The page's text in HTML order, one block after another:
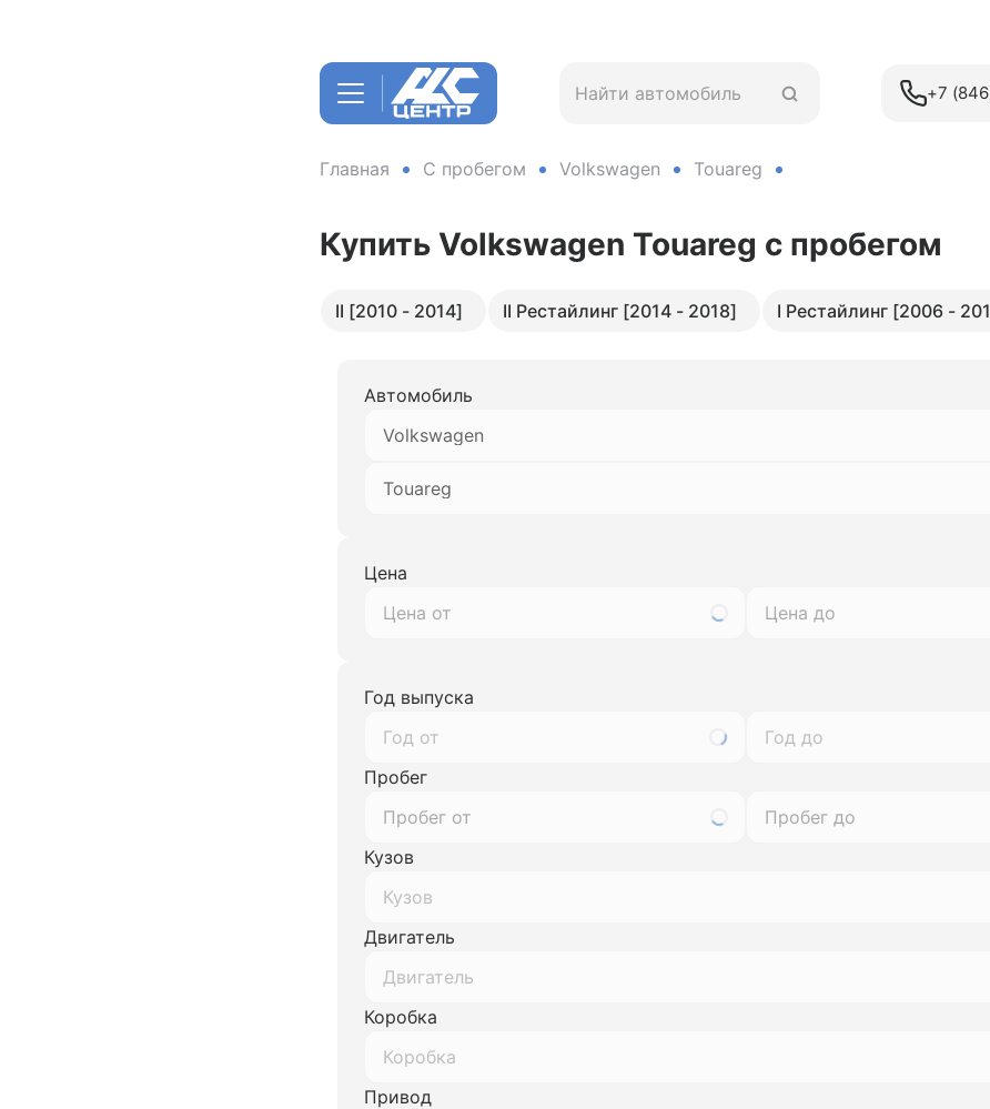
+7
Главная С пробегом Volkswagen Touareg
Купить Volkswagen Touareg с пробегом
II [2010 - 2014] II Рестайлинг [2014 - 2018] I Рестайлинг [2006 -
Автомобиль
Volkswagen
Touareg
Цена
Год выпуска
Год от
Год до
Пробег
Кузов
Кузов
Двигатель
Двигатель
Коробка
Коробка
Привод